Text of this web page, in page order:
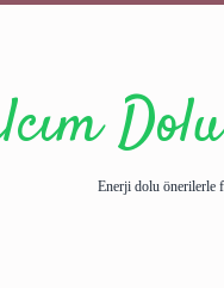
Enerji dolu önerilerle